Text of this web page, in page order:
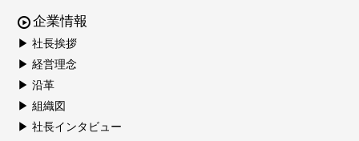
企業情報
▶ 社長挨拶
▶ 経営理念
▶ 沿革
▶ 組織図
▶ 社長インタビュー